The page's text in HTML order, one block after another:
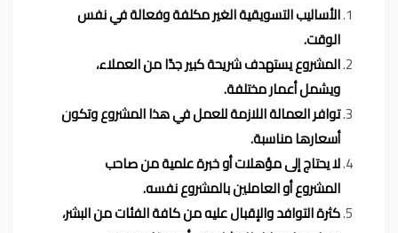
الأساليب التسويقية الغير مكلفة وفعالة في نفس
الوقت.
المشروع يستهدف شريحة كبير جدًا من العملاء،
ويشمل أعمار مختلفة.
توافر العمالة اللازمة للعمل في هذا المشروع وتكون
أسعارها مناسبة.
لا يحتاج إلى مؤهلات أو خبرة علمية من صاحب
المشروع أو العاملين بالمشروع نفسه.
كثرة التوافد والإقبال عليه من كافة الفئات من البشر،